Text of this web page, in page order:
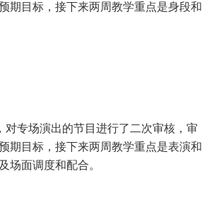
期目标，接下来两周教学重点是身段和
对专场演出的节目进行了二次审核，审
期目标，接下来两周教学重点是表演和
场面调度和配合。